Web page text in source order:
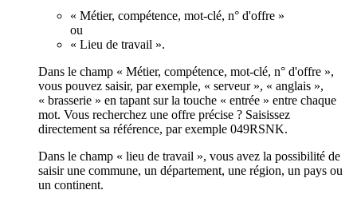
« Métier, compétence, mot-clé, n° d'offre »
ou
« Lieu de travail ».
Dans le champ « Métier, compétence, mot-clé, n° d'offre »,
vous pouvez saisir, par exemple, « serveur », « anglais »,
« brasserie » en tapant sur la touche « entrée » entre chaque
mot. Vous recherchez une offre précise ? Saisissez
directement sa référence, par exemple 049RSNK.
Dans le champ « lieu de travail », vous avez la possibilité de
saisir une commune, un département, une région, un pays ou
un continent.